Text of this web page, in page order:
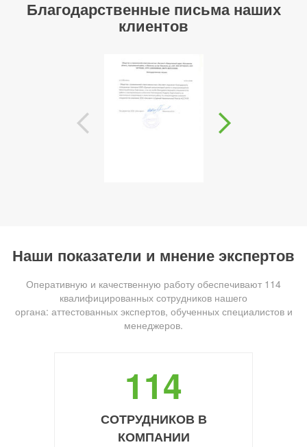
Благодарственные письма наших
клиентов
Наши показатели и мнение экспертов
Оперативную и качественную работу обеспечивают 114
квалифицированных сотрудников нашего
органа: аттестованных экспертов, обученных специалистов и
менеджеров.
114
СОТРУДНИКОВ В
КОМПАНИИ